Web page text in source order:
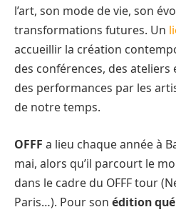
l’art, son mode de vie, son
transformations futures. Un
accueillir la création
des conférences, des ateliers
des performances par les
de notre temps.
OFFF a lieu chaque année à
mai, alors qu’il parcourt le
dans le cadre du OFFF tour
Paris…). Pour son édition